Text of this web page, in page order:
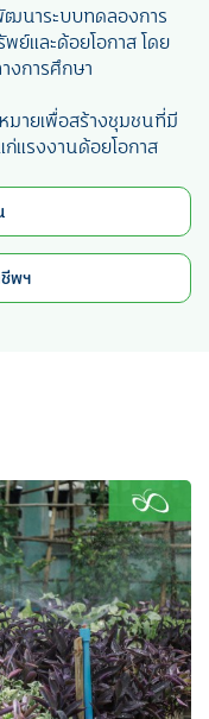
ฒนาระบบทดลองการ
และด้อยโอกาส โดย
งการศึกษา
มายเพื่อสร้างชุมชนที่มี
แรงงานด้อยโอกาส
พฯ